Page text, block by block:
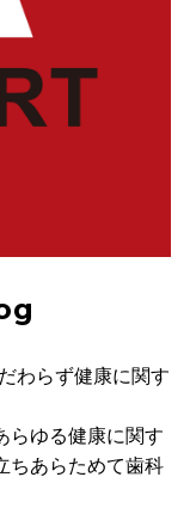
わらず健康に関す
らゆる健康に関す
ちあらためて歯科